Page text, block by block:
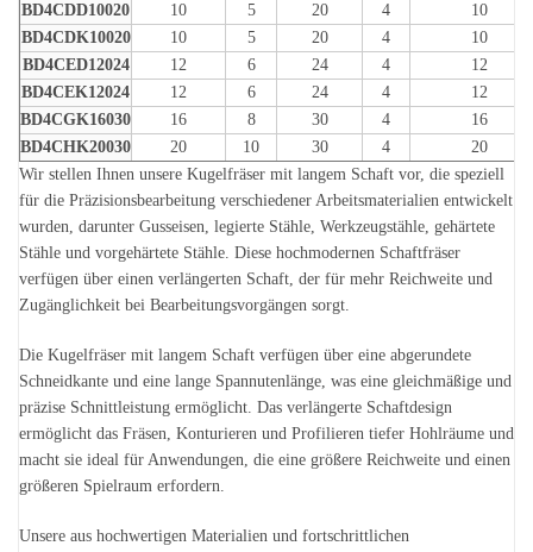
BD4CDD10020
10 5 20 4
10
BD4CDK10020
10 5 20 4
10
BD4CED12024
12 6 24 4
12
BD4CEK12024
12 6 24 4
12
BD4CGK16030
16 8 30 4
16
BD4CHK20030
20 10 30 4
20
Wir stellen Ihnen unsere Kugelfräser mit langem Schaft vor, die speziell
für die Präzisionsbearbeitung verschiedener Arbeitsmaterialien entwickelt
wurden, darunter Gusseisen, legierte Stähle, Werkzeugstähle, gehärtete
Stähle und vorgehärtete Stähle. Diese hochmodernen Schaftfräser
verfügen über einen verlängerten Schaft, der für mehr Reichweite und
Zugänglichkeit bei Bearbeitungsvorgängen sorgt.
Die Kugelfräser mit langem Schaft verfügen über eine abgerundete
Schneidkante und eine lange Spannutenlänge, was eine gleichmäßige und
präzise Schnittleistung ermöglicht. Das verlängerte Schaftdesign
ermöglicht das Fräsen, Konturieren und Profilieren tiefer Hohlräume und
macht sie ideal für Anwendungen, die eine größere Reichweite und einen
größeren Spielraum erfordern.
Unsere aus hochwertigen Materialien und fortschrittlichen